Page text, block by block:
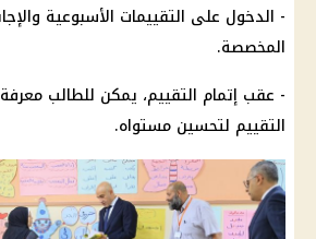
- الدخول على التقييمات الأسبوعية
المخصصة.
- عقب إتمام التقييم، يمكن للطالب
التقييم لتحسين مستواه.